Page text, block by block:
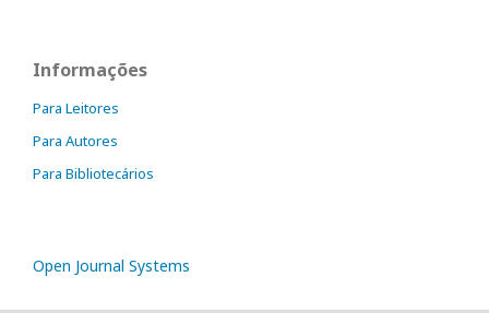
Informações
Para Leitores
Para Autores
Para Bibliotecários
Open Journal Systems